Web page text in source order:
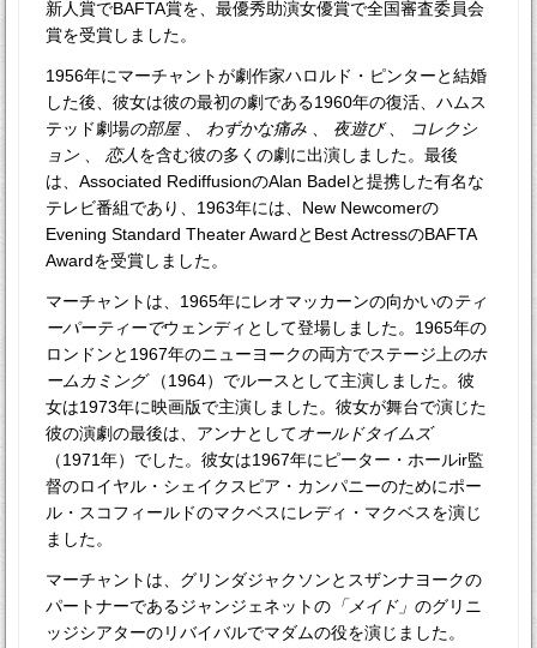
新人賞でBAFTA賞を、最優秀助演女優賞で全国審査委員会
賞を受賞しました。
1956年にマーチャントが劇作家ハロルド・ピンターと結婚
した後、彼女は彼の最初の劇である1960年の復活、ハ​​ムス
テッド劇場の部屋、わずかな痛み 、 夜遊び、 コレクシ
ョン、恋人を含む彼の多くの劇に出演しました。最後
は、Associated RediffusionのAlan Badelと提携した有名な
テレビ番組であり、1963年には、New Newcomerの
Evening Standard Theater AwardとBest ActressのBAFTA
Awardを受賞しました。
マーチャントは、1965年にレオマッカーンの向かいのティ
ーパーティーでウェンディとして登場しました。1965年の
ロンドンと1967年のニューヨークの両方でステージ上のホ
ームカミング（1964）でルースとして主演しました。彼
女は1973年に映画版で主演しました。彼女が舞台で演じた
彼の演劇の最後は、アンナとしてオールドタイムズ
（1971年）でした。彼女は1967年にピーター・ホールir監
督のロイヤル・シェイクスピア・カンパニーのためにポー
ル・スコフィールドのマクベスにレディ・マクベスを演じ
ました。
マーチャントは、グリンダジャクソンとスザンナヨークの
パートナーであるジャンジェネットの 「メイド」のグリニ
ッジシアターのリバイバルでマダムの役を演じました。